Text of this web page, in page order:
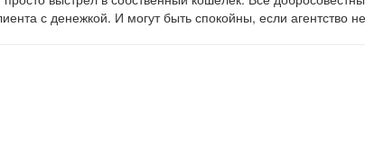
с денежкой. И могут быть спокойны, если агентство